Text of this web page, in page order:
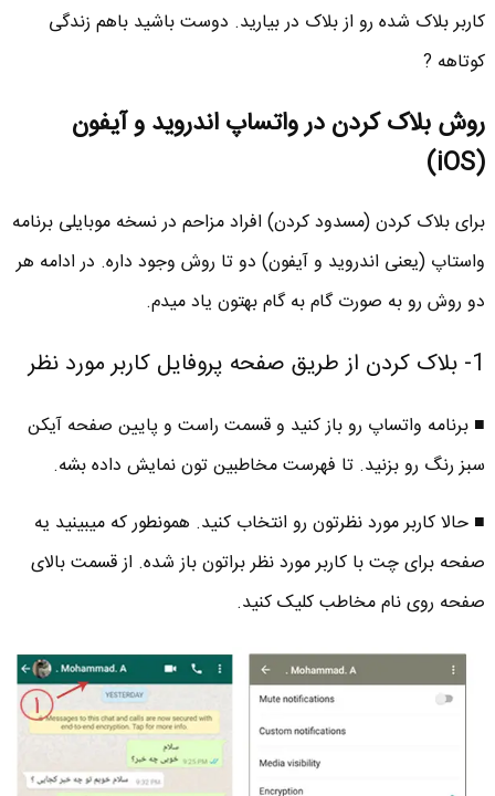
کاربر بلاک شده رو از بلاک در بیارید. دوست باشید باهم زندگی
کوتاهه ?
روش بلاک کردن در واتساپ اندروید و آیفون
(iOS)
برای بلاک کردن (مسدود کردن) افراد مزاحم در نسخه موبایلی برنامه
واستاپ (یعنی اندروید و آیفون) دو تا روش وجود داره. در ادامه هر
دو روش رو به صورت گام به گام بهتون یاد میدم.
1- بلاک کردن از طریق صفحه پروفایل کاربر مورد نظر
■ برنامه واتساپ رو باز کنید و قسمت راست و پایین صفحه آیکن
سبز رنگ رو بزنید. تا فهرست مخاطبین تون نمایش داده بشه.
■ حالا کاربر مورد نظرتون رو انتخاب کنید. همونطور که میبینید یه
صفحه برای چت با کاربر مورد نظر براتون باز شده. از قسمت بالای
صفحه روی نام مخاطب کلیک کنید.